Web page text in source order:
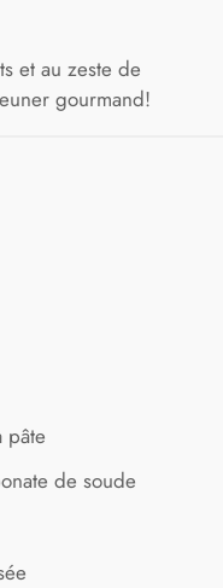
et au zeste de
gourmand!
pâte
de soude